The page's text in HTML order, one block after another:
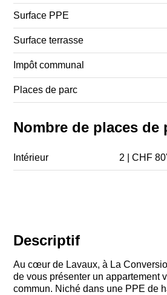
Descriptif
Au cœur de Lavaux, à La
de vous présenter un appartement
commun. Niché dans une PPE de
Surface PPE
Surface terrasse
Impôt communal
Places de parc
Nombre de places de
Intérieur 2 | CHF